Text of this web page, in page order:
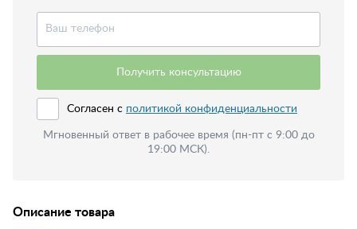
Получить консультацию
Согласен с политикой конфиденциальности
Мгновенный ответ в рабочее время (пн-пт с 9:00 до
19:00 МСК).
Описание товара